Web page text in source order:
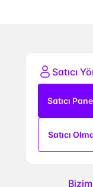
Satıcı
Satıcı
Satıcı